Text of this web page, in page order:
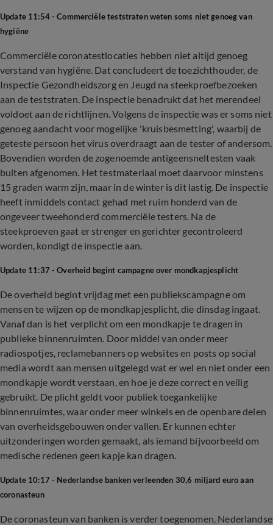
Update 11:54 - Commerciële teststraten weten soms niet genoeg van
hygiëne
Commerciële coronatestlocaties hebben niet altijd genoeg
verstand van hygiëne. Dat concludeert de toezichthouder, de
Inspectie Gezondheidszorg en Jeugd na steekproefbezoeken
aan de teststraten. De inspectie benadrukt dat het merendeel
voldoet aan de richtlijnen. Volgens de inspectie was er soms niet
genoeg aandacht voor mogelijke 'kruisbesmetting', waarbij de
geteste persoon het virus overdraagt aan de tester of andersom.
Bovendien worden de zogenoemde antigeensneltesten vaak
buiten afgenomen. Het testmateriaal moet daarvoor minstens
15 graden warm zijn, maar in de winter is dit lastig. De inspectie
heeft inmiddels contact gehad met ruim honderd van de
ongeveer tweehonderd commerciële testers. Na de
steekproeven gaat er strenger en gerichter gecontroleerd
worden, kondigt de inspectie aan.
Update 11:37 - Overheid begint campagne over mondkapjesplicht
De overheid begint vrijdag met een publiekscampagne om
mensen te wijzen op de mondkapjesplicht, die dinsdag ingaat.
Vanaf dan is het verplicht om een mondkapje te dragen in
publieke binnenruimten. Door middel van onder meer
radiospotjes, reclamebanners op websites en posts op social
media wordt aan mensen uitgelegd wat er wel en niet onder een
mondkapje wordt verstaan, en hoe je deze correct en veilig
gebruikt. De plicht geldt voor publiek toegankelijke
binnenruimtes, waar onder meer winkels en de openbare delen
van overheidsgebouwen onder vallen. Er kunnen echter
uitzonderingen worden gemaakt, als iemand bijvoorbeeld om
medische redenen geen kapje kan dragen.
Update 10:17 - Nederlandse banken verleenden 30,6 miljard euro aan
coronasteun
De coronasteun van banken is verder toegenomen. Nederlandse